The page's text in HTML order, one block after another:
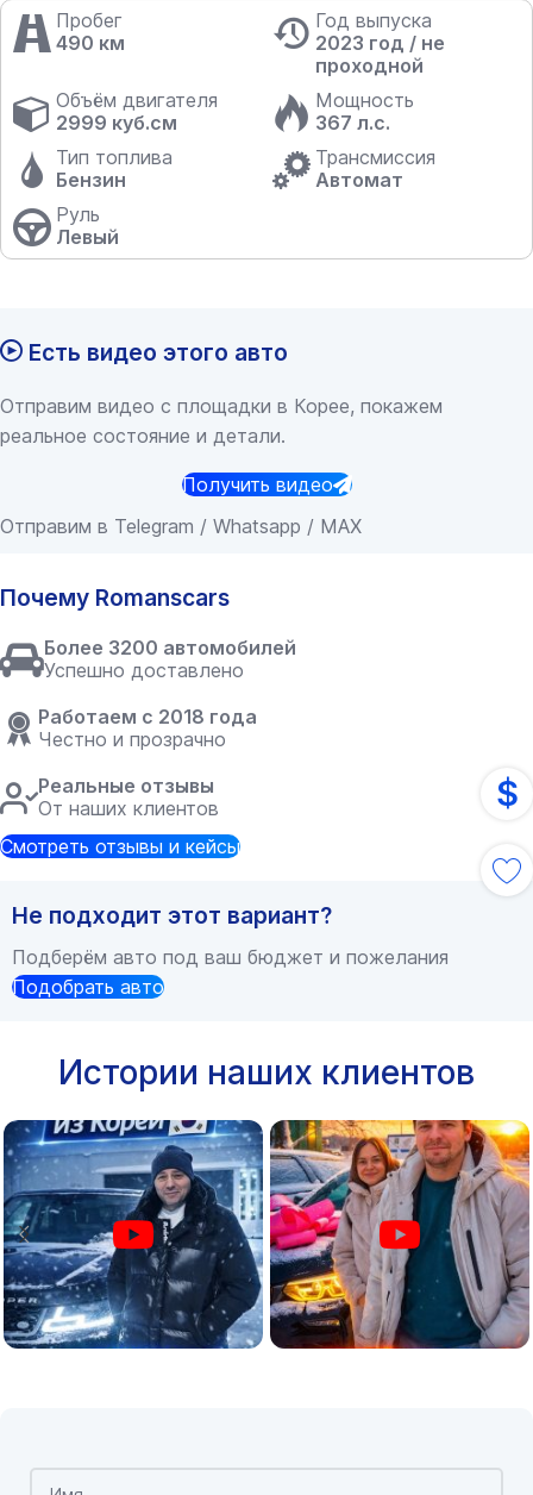
Пробег
490 км
Год выпуска
2023 год / не
проходной
Объём двигателя
2999 куб.см
Мощность
367 л.с.
Тип топлива
Бензин
Трансмиссия
Автомат
Руль
Левый
Есть видео этого авто
Отправим видео с площадки в Корее, покажем
реальное состояние и детали.
Получить видео
Отправим в Telegram / Whatsapp / MAX
Почему Romanscars
Более 3200 автомобилей
Успешно доставлено
Работаем с 2018 года
Честно и прозрачно
Реальные отзывы
От наших клиентов
Смотреть отзывы и кейсы
Не подходит этот вариант?
Подберём авто под ваш бюджет и пожелания
Подобрать авто
Истории наших клиентов
$